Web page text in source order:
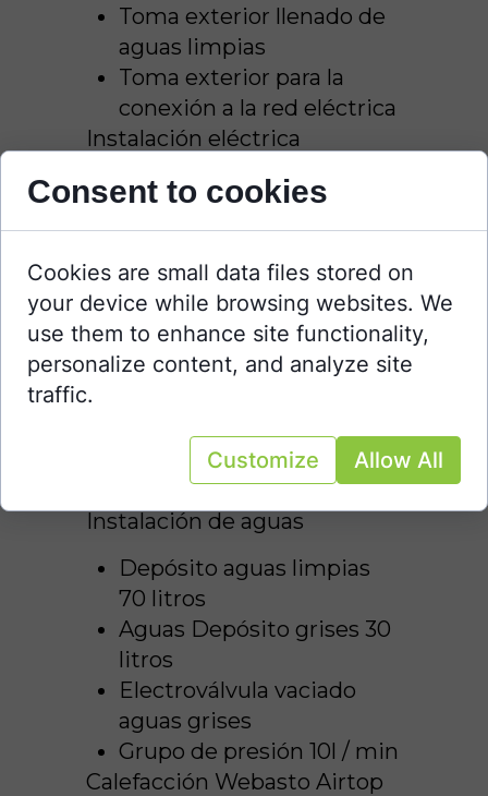
Toma exterior llenado de
aguas limpias
Toma exterior para la
conexión a la red eléctrica
Instalación eléctrica
batería litio 100ah
Placa solar felxible 160w
Regulador VICTRON
SMART SOLAR 15A
Inversor onda pura
Nevera Isotherm 50 litros
Iluminación led
Tomás 12V, USB, 230V
Instalación de aguas
Depósito aguas limpias
70 litros
Aguas Depósito grises 30
litros
Electroválvula vaciado
aguas grises
Grupo de presión 10l / min
Calefacción Webasto Airtop
Consent to cookies
Cookies are small data files stored on
your device while browsing websites. We
use them to enhance site functionality,
personalize content, and analyze site
traffic.
Customize Allow All